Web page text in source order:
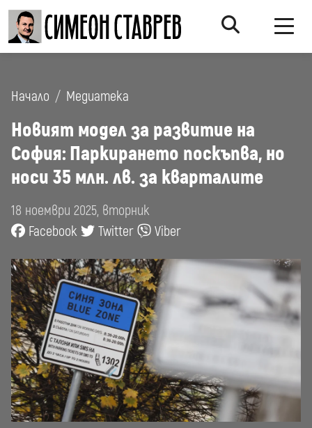
Начало Медиатека
Новият модел за развитие на
София: Паркирането поскъпва, но
носи 35 млн. лв. за кварталите
18 ноември 2025, вторник
Facebook
Twitter Viber